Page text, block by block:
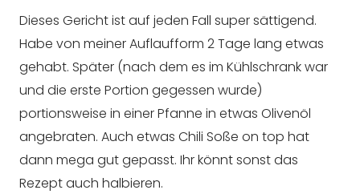
Dieses Gericht ist auf jeden Fall super sättigend.
Habe von meiner Auflaufform 2 Tage lang etwas
gehabt. Später (nach dem es im Kühlschrank war
und die erste Portion gegessen wurde)
portionsweise in einer Pfanne in etwas Olivenöl
angebraten. Auch etwas Chili Soße on top hat
dann mega gut gepasst. Ihr könnt sonst das
Rezept auch halbieren.